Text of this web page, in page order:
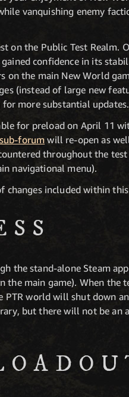
vanquishing enemy
the Public Test Realm.
confidence in its
the main New World
(instead of large new
more substantial updates.
for preload on April 11
forum will re-open as
throughout the
navigational menu).
included within this
the stand-alone Steam
the main game). When the
world will shut down
but there will not be an